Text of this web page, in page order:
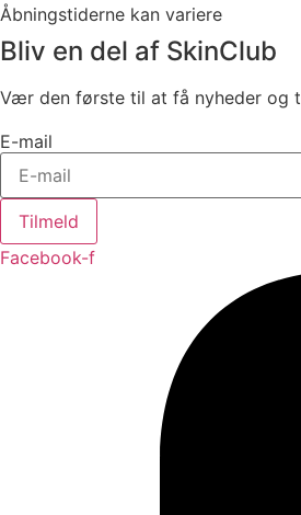
Åbningstiderne kan variere
Bliv en del af SkinClub
Vær den første til at få nyheder og
E-mail
Tilmeld
Facebook-f